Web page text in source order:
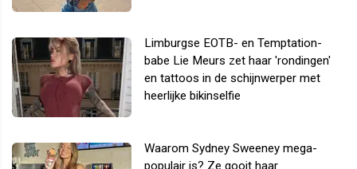
Limburgse EOTB- en Temptation-
babe Lie Meurs zet haar 'rondingen'
en tattoos in de schijnwerper met
heerlijke bikinselfie
Waarom Sydney Sweeney mega-
populair is? Ze gooit haar